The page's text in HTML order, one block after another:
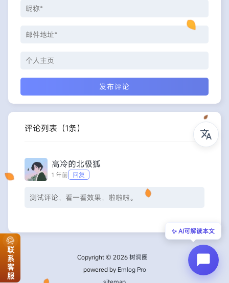
评论列表 （1条）
高冷的北极狐
1 年前 回复
测试评论，看一看效果，啦啦啦。
Copyright © 2026树洞圈
powered by Emlog Pro
✨ AI可解读本文
联系客服